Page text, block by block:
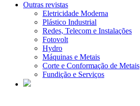
Outras revistas
Eletricidade Moderna
Plástico Industrial
Redes, Telecom e Instalações
Fotovolt
Hydro
Máquinas e Metais
Corte e Conformação de Metais
Fundição e Serviços